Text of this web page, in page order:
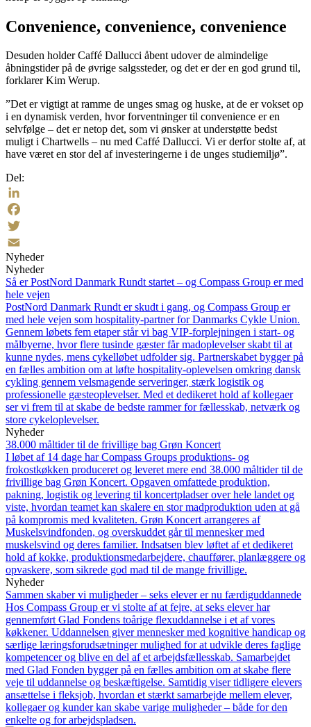
Convenience, convenience, convenience
Desuden holder Caffé Dallucci åbent udover de almindelige
åbningstider på de øvrige salgssteder, og det er der en god grund til,
forklarer Kim Werup.
”Det er vigtigt at ramme de unges smag og huske, at de er vokset op
i en dynamisk verden, hvor forventninger til convenience er en
selvfølge – det er netop det, som vi ønsker at understøtte bedst
muligt i Chartwells – nu med Caffé Dallucci. Vi er derfor stolte af, at
have været en stor del af investeringerne i de unges studiemiljø”.
Del:
LinkedIn
Facebook
Twitter
Email
Nyheder
Nyheder
Så er PostNord Danmark Rundt startet – og Compass Group er med
hele vejen
PostNord Danmark Rundt er skudt i gang, og Compass Group er
med hele vejen som hospitality-partner for Danmarks Cykle Union.
Gennem løbets fem etaper står vi bag VIP-forplejningen i start- og
målbyerne, hvor flere tusinde gæster får madoplevelser skabt til at
kunne nydes, mens cykelløbet udfolder sig. Partnerskabet bygger på
en fælles ambition om at løfte hospitality-oplevelsen omkring dansk
cykling gennem velsmagende serveringer, stærk logistik og
professionelle gæsteoplevelser. Med et dedikeret hold af kollegaer
ser vi frem til at skabe de bedste rammer for fællesskab, netværk og
store cykeloplevelser.
Nyheder
38.000 måltider til de frivillige bag Grøn Koncert
I løbet af 14 dage har Compass Groups produktions- og
frokostkøkken produceret og leveret mere end 38.000 måltider til de
frivillige bag Grøn Koncert. Opgaven omfattede produktion,
pakning, logistik og levering til koncertpladser over hele landet og
viste, hvordan teamet kan skalere en stor madproduktion uden at gå
på kompromis med kvaliteten. Grøn Koncert arrangeres af
Muskelsvindfonden, og overskuddet går til mennesker med
muskelsvind og deres familier. Indsatsen blev løftet af et dedikeret
hold af kokke, produktionsmedarbejdere, chauffører, planlæggere og
opvaskere, som sikrede god mad til de mange frivillige.
Nyheder
Sammen skaber vi muligheder – seks elever er nu færdiguddannede
Hos Compass Group er vi stolte af at fejre, at seks elever har
gennemført Glad Fondens toårige flexuddannelse i et af vores
køkkener. Uddannelsen giver mennesker med kognitive handicap og
særlige læringsforudsætninger mulighed for at udvikle deres faglige
kompetencer og blive en del af et arbejdsfællesskab. Samarbejdet
med Glad Fonden bygger på en fælles ambition om at skabe flere
veje til uddannelse og beskæftigelse. Samtidig viser tidligere elevers
ansættelse i fleksjob, hvordan et stærkt samarbejde mellem elever,
kollegaer og kunder kan skabe varige muligheder – både for den
enkelte og for arbejdspladsen.